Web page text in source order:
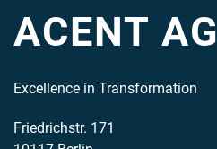
ACENT AG
Excellence in Transformation
Friedrichstr. 171